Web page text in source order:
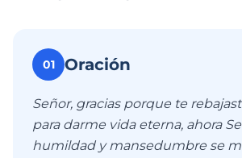
01 Oración
Señor, gracias porque te
para darme vida eterna, ahora
humildad y mansedumbre se